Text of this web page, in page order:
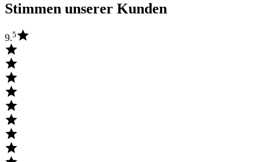
Stimmen unserer Kunden
9.5